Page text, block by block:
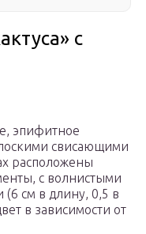
с
эпифитное
свисающими
расположены
с волнистыми
см в длину, 0,5 в
в зависимости от